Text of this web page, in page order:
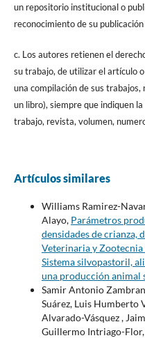
un repositorio institucional o
reconocimiento de su
c. Los autores retienen el
su trabajo, de utilizar el artículo
una compilación de sus
un libro), siempre que indiquen
trabajo, revista, volumen,
Artículos similares
Williams Ramirez-
Alayo, Parámetros
densidades de crianza,
Veterinaria y Zootecnia
Sistema silvopastoril,
una producción animal
Samir Antonio
Suárez, Luis Humberto
Alvarado-Vásquez ,
Guillermo Intriago-